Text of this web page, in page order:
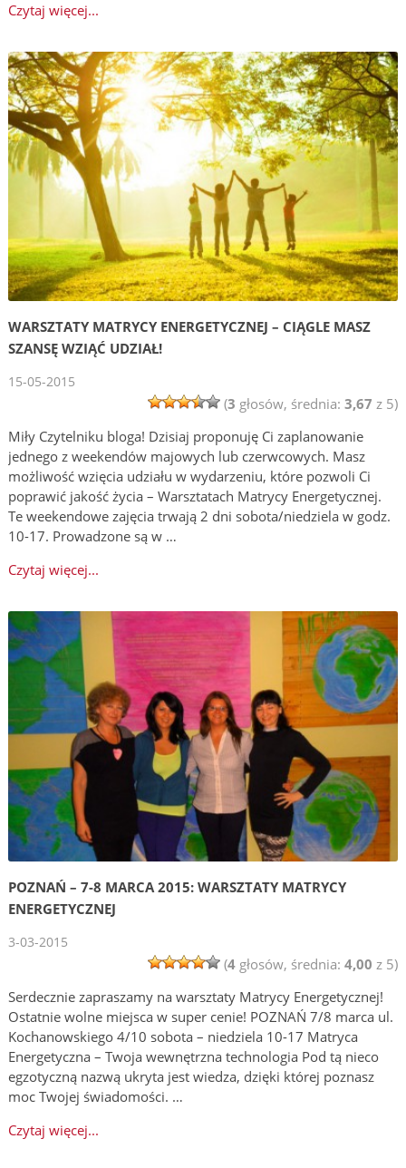
Czytaj więcej...
WARSZTATY MATRYCY ENERGETYCZNEJ – CIĄGLE MASZ
SZANSĘ WZIĄĆ UDZIAŁ!
15-05-2015
(3 głosów, średnia: 3,67 z 5)
Miły Czytelniku bloga! Dzisiaj proponuję Ci zaplanowanie
jednego z weekendów majowych lub czerwcowych. Masz
możliwość wzięcia udziału w wydarzeniu, które pozwoli Ci
poprawić jakość życia – Warsztatach Matrycy Energetycznej.
Te weekendowe zajęcia trwają 2 dni sobota/niedziela w godz.
10-17. Prowadzone są w …
Czytaj więcej...
POZNAŃ – 7-8 MARCA 2015: WARSZTATY MATRYCY
ENERGETYCZNEJ
3-03-2015
(4głosów, średnia: 4,00 z 5)
Serdecznie zapraszamy na warsztaty Matrycy Energetycznej!
Ostatnie wolne miejsca w super cenie! POZNAŃ 7/8 marca ul.
Kochanowskiego 4/10 sobota – niedziela 10-17 Matryca
Energetyczna – Twoja wewnętrzna technologia Pod tą nieco
egzotyczną nazwą ukryta jest wiedza, dzięki której poznasz
moc Twojej świadomości. …
Czytaj więcej...